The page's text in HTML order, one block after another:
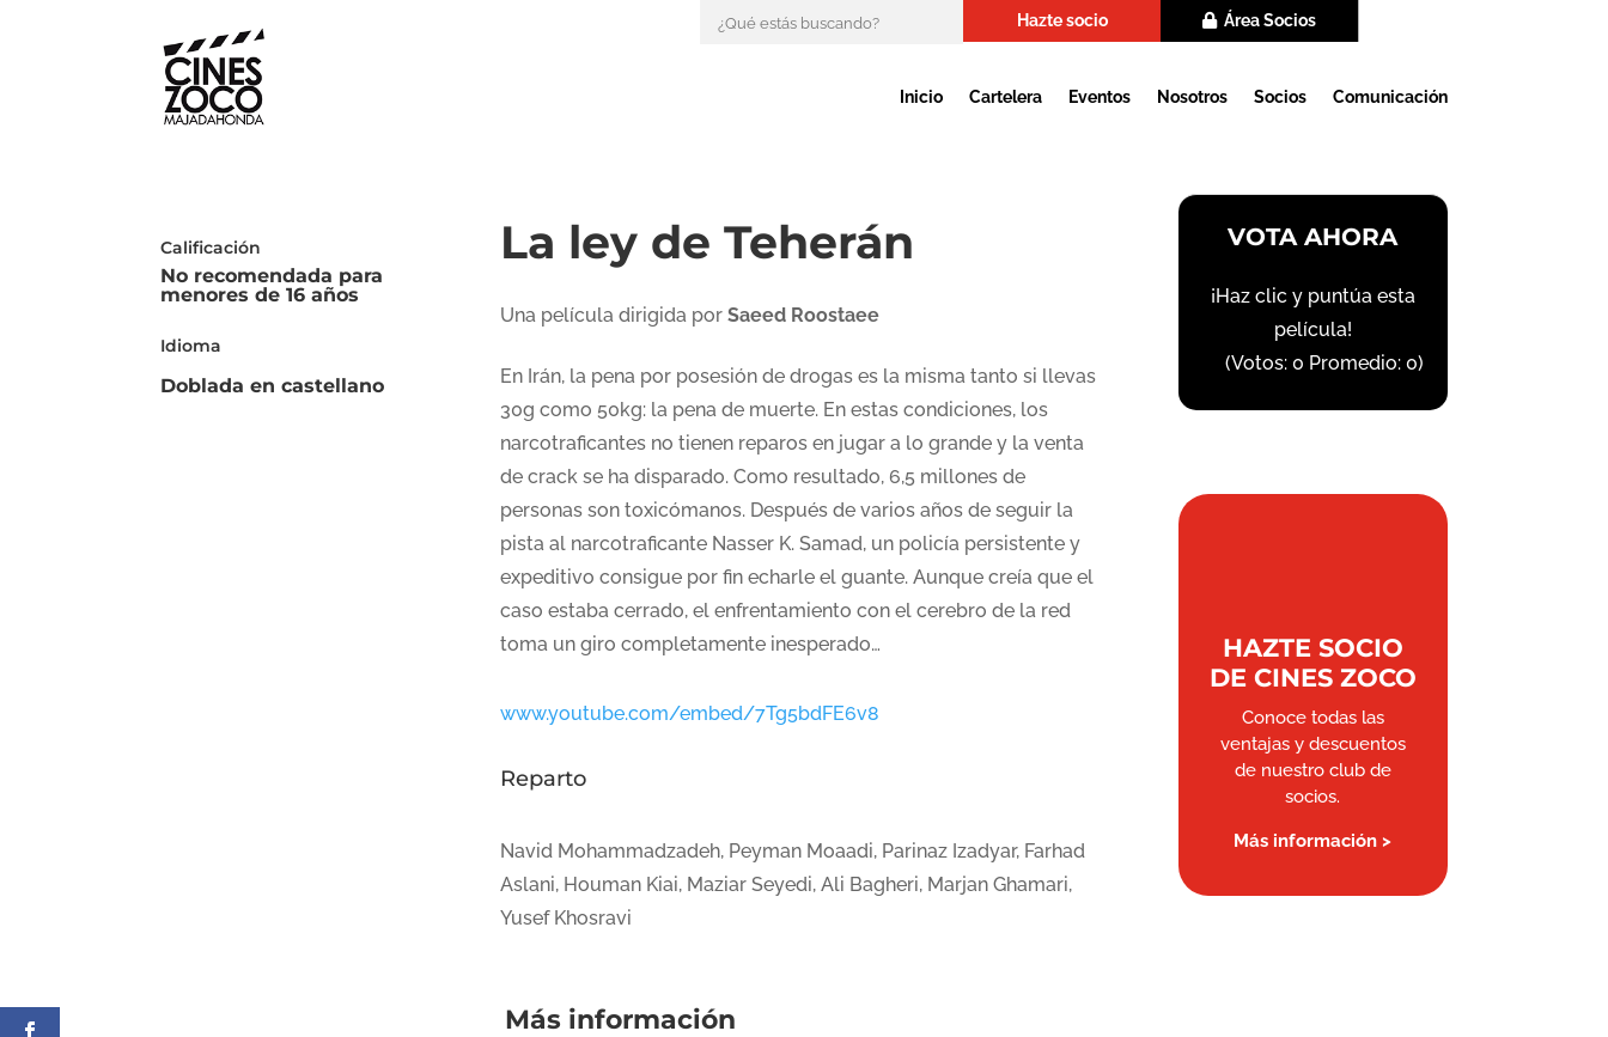
Hazte socio Área Socios
Inicio Cartelera Eventos Nosotros Socios Comunicación
Calificación
No recomendada para
menores de 16 años
Idioma
Doblada en castellano
La ley de Teherán
Una película dirigida por Saeed Roostaee
En Irán, la pena por posesión de drogas es la misma tanto si llevas
30g como 50kg: la pena de muerte. En estas condiciones, los
narcotraficantes no tienen reparos en jugar a lo grande y la venta
de crack se ha disparado. Como resultado, 6,5 millones de
personas son toxicómanos. Después de varios años de seguir la
pista al narcotraficante Nasser K. Samad, un policía persistente y
expeditivo consigue por fin echarle el guante. Aunque creía que el
caso estaba cerrado, el enfrentamiento con el cerebro de la red
toma un giro completamente inesperado…
www.youtube.com/embed/7Tg5bdFE6v8
Reparto
Navid Mohammadzadeh, Peyman Moaadi, Parinaz Izadyar, Farhad
Aslani, Houman Kiai, Maziar Seyedi, Ali Bagheri, Marjan Ghamari,
Yusef Khosravi
Más información
VOTA AHORA
¡Haz clic y puntúa esta
película!
(Votos:0 Promedio:0)
HAZTE SOCIO
DE CINES ZOCO
Conoce todas las
ventajas y descuentos
de nuestro club de
socios.
Más información >